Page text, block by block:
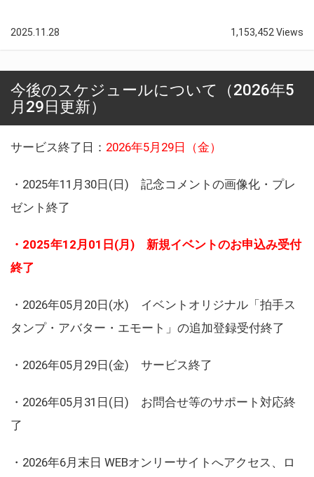
2025.11.28 1,153,452 Views
今後のスケジュールについて（2026年5
月29日更新）
サービス終了日： 2026年5月29日（金）
・2025年11月30日(日) 記念コメントの画像化・プレ
ゼント終了
・2025年12月01日(月) 新規イベントのお申込み受付
終了
・2026年05月20日(水) イベントオリジナル「拍手ス
タンプ・アバター・エモート」の追加登録受付終了
・2026年05月29日(金) サービス終了
・2026年05月31日(日) お問合せ等のサポート対応終
了
・2026年6月末日 WEBオンリーサイトへアクセス、ロ